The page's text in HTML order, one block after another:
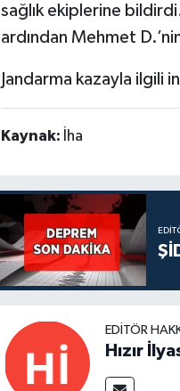
sağlık ekiplerine
ardından Mehmet
Jandarma kazayla ilgili
Kaynak: İha
EDITÖR
Hızır